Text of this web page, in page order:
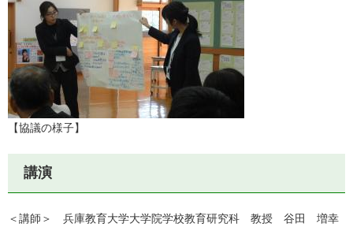
【協議の様子】
講演
＜講師＞ 兵庫教育大学大学院学校教育研究科 教授 谷田 増幸